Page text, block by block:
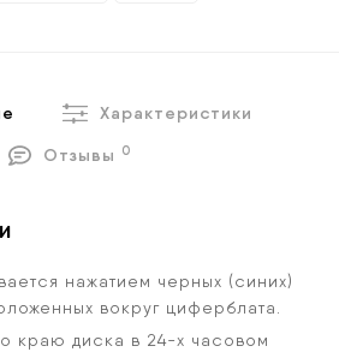
Характеристики
Отзывы
0
нажатием черных (синих)
вокруг циферблата.
краю диска в 24-х часовом